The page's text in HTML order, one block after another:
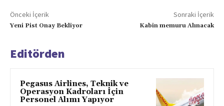
Önceki İçerik
Yeni Pist Onay Bekliyor
Sonraki İçerik
Kabin memuru Alınacak
Editörden
Pegasus Airlines, Teknik ve
Operasyon Kadroları İçin
Personel Alımı Yapıyor